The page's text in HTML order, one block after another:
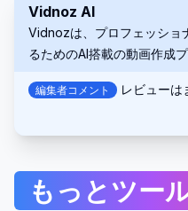
Vidnoz AI
Vidnozは、プロフェッショ
るためのAI搭載の動画作成
使用します。
編集者コメント レビューは
もっとツー